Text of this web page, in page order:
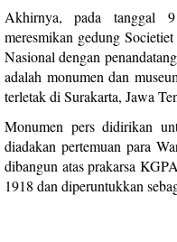
Akhirnya, pada tanggal
meresmikan gedung
Nasional dengan
adalah monumen dan
terletak di Surakarta, Jawa
Monumen pers didirikan
diadakan pertemuan para
dibangun atas prakarsa
1918 dan diperuntukkan